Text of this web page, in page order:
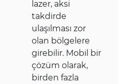
lazer, aksi
takdirde
ulaşılması zor
olan bölgelere
girebilir. Mobil bir
çözüm olarak,
birden fazla